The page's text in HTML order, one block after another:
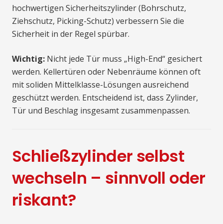
hochwertigen Sicherheitszylinder (Bohrschutz,
Ziehschutz, Picking-Schutz) verbessern Sie die
Sicherheit in der Regel spürbar.
Wichtig: Nicht jede Tür muss „High-End“ gesichert
werden. Kellertüren oder Nebenräume können oft
mit soliden Mittelklasse-Lösungen ausreichend
geschützt werden. Entscheidend ist, dass Zylinder,
Tür und Beschlag insgesamt zusammenpassen.
Schließzylinder selbst
wechseln – sinnvoll oder
riskant?